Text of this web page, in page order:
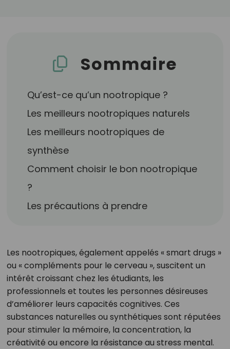
Sommaire
Qu’est-ce qu’un nootropique ?
Les meilleurs nootropiques naturels
Les meilleurs nootropiques de
synthèse
Comment choisir le bon nootropique
?
Les précautions à prendre
Les nootropiques, également appelés « smart drugs »
ou « compléments pour le cerveau », suscitent un
intérêt croissant chez les étudiants, les
professionnels et toutes les personnes désireuses
d’améliorer leurs capacités cognitives. Ces
substances naturelles ou synthétiques sont réputées
pour stimuler la mémoire, la concentration, la
créativité ou encore la résistance au stress mental.